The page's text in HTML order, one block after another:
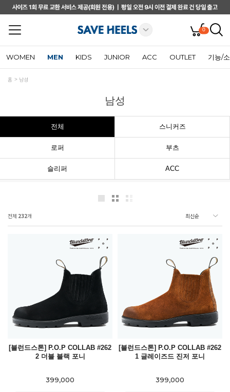
0
WOMEN MEN KIDS JUNIOR ACC OUTLET 기능/
홈 남성
남성
전체 스니커즈
로퍼 부츠
슬리퍼 ACC
전체 232개
[블런드스톤] P.O.P COLLAB #262
2 더블 블랙 포니
399,000
[블런드스톤] P.O.P COLLAB #262
1 글레이즈드 진저 포니
399,000